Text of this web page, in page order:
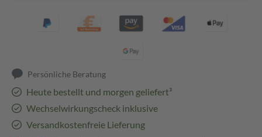
Persönliche Beratung
Heute bestellt und morgen geliefert³
Wechselwirkungscheck inklusive
Versandkostenfreie Lieferung